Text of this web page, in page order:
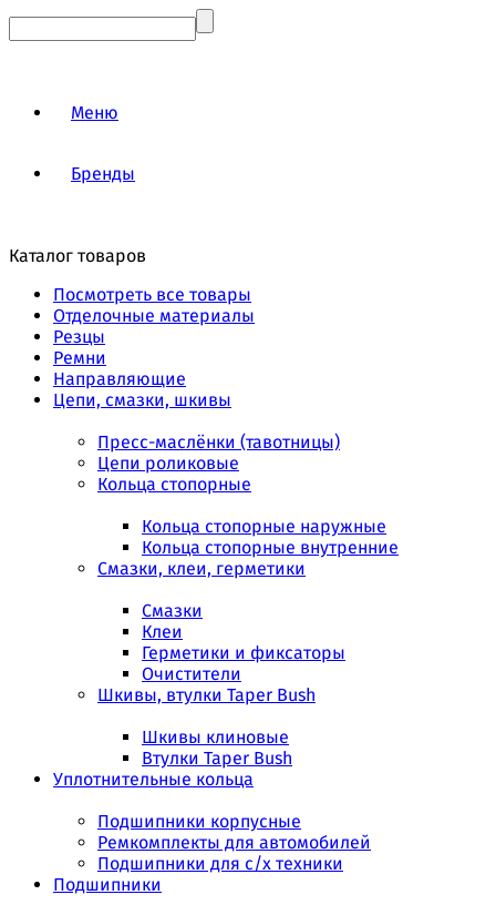
Меню
Бренды
Каталог товаров
Посмотреть все товары
Отделочные материалы
Резцы
Ремни
Направляющие
Цепи, смазки, шкивы
Пресс-маслёнки (тавотницы)
Цепи роликовые
Кольца стопорные
Кольца стопорные наружные
Кольца стопорные внутренние
Смазки, клеи, герметики
Смазки
Клеи
Герметики и фиксаторы
Очистители
Шкивы, втулки Taper Bush
Шкивы клиновые
Втулки Taper Bush
Уплотнительные кольца
Подшипники корпусные
Ремкомплекты для автомобилей
Подшипники для с/х техники
Подшипники